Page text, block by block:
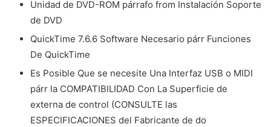
Unidad de DVD-ROM párrafo from Instalación Soporte
de DVD
QuickTime 7.6.6 Software Necesario párr Funciones
De QuickTime
Es Posible Que se necesite Una Interfaz USB o MIDI
párr la COMPATIBILIDAD Con La Superficie de
externa de control (CONSULTE las
ESPECIFICACIONES del Fabricante de do